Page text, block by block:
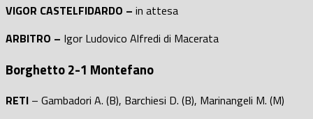
VIGOR CASTELFIDARDO – in attesa
ARBITRO – Igor Ludovico Alfredi di Macerata
Borghetto 2-1 Montefano
RETI – Gambadori A. (B), Barchiesi D. (B), Marinangeli M. (M)